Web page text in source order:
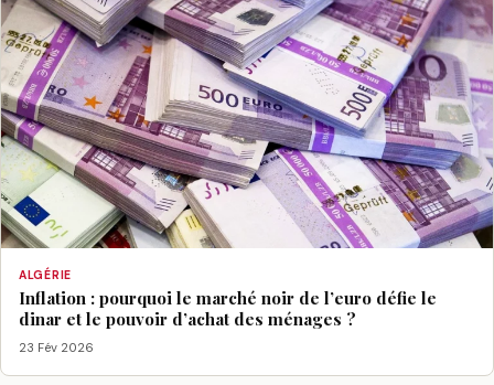
ALGÉRIE
Inflation : pourquoi le marché noir de l’euro défie le
dinar et le pouvoir d’achat des ménages ?
23 Fév 2026